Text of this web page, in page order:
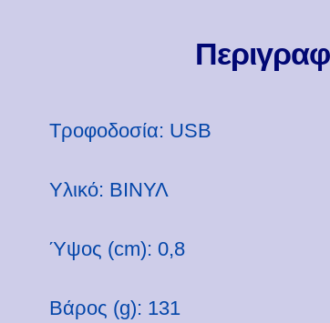
Τροφοδοσία: USB
Υλικό: ΒΙΝΥΛ
Ύψος (cm): 0,8
Βάρος (g): 131